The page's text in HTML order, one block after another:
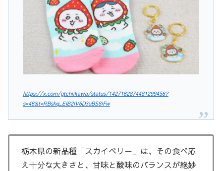
https://x.com/gtchiikawa/status/1427162874481299456?
s=46&t=RBshq_EIB2IV6D3uBS8iFw
栃木県の新品種「スカイベリー」は、その食べ応
え十分な大きさと、甘味と酸味のバランスが絶妙